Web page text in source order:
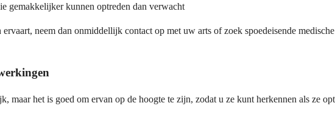
gemakkelijker kunnen optreden dan verwacht
neem dan onmiddellijk contact op met uw arts of zoek spoedeisende
maar het is goed om ervan op de hoogte te zijn, zodat u ze kunt herkennen als ze